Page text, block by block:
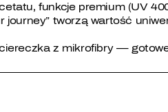
funkcje premium (UV
journey” tworzą wartość
z mikrofibry —